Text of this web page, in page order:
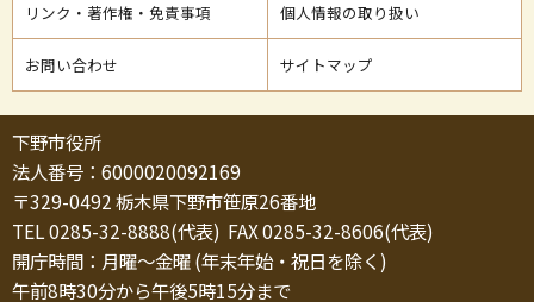
リンク・著作権・免責事項 個人情報の取り扱い
お問い合わせ サイトマップ
下野市役所
法人番号：6000020092169
〒329-0492 栃木県下野市笹原26番地
TEL 0285-32-8888(代表) FAX 0285-32-8606(代表)
開庁時間：月曜～金曜 (年末年始・祝日を除く)
午前8時30分から午後5時15分まで